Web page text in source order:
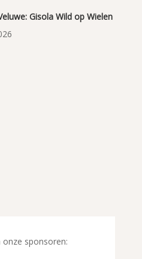
Gisola Wild op Wielen
sponsoren: